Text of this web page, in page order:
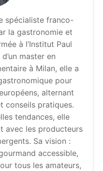
spécialiste franco-
la gastronomie et
à l’Institut Paul
master en
à Milan, elle a
pour
alternant
conseils pratiques.
tendances, elle
avec les producteurs
Sa vision :
accessible,
tous les amateurs,